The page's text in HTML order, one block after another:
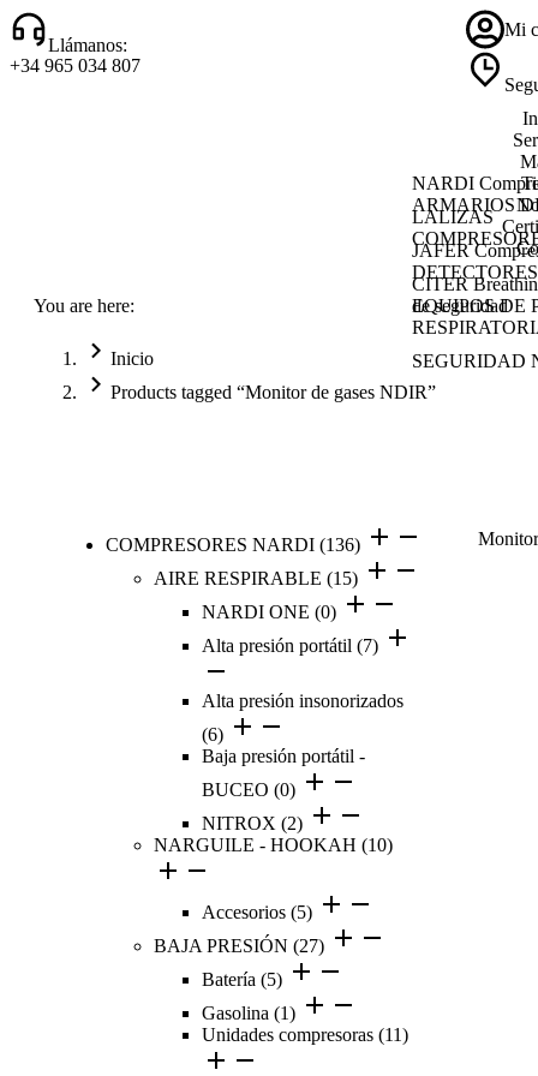
Llámanos:
+34 965 034 807
Mi
NARDI
LALIZAS
JAFER
CITER
de seguridad
ARMARIOS
EQUIPOS DE
SEGURIDAD
You are here:
Inicio
Products tagged “Monitor de gases NDIR”
COMPRESORES NARDI (136)
AIRE RESPIRABLE (15)
NARDI ONE (0)
Alta presión portátil (7)
Alta presión insonorizados
(6)
Baja presión portátil -
BUCEO (0)
NITROX (2)
NARGUILE - HOOKAH (10)
Accesorios (5)
BAJA PRESIÓN (27)
Batería (5)
Gasolina (1)
Unidades compresoras (11)